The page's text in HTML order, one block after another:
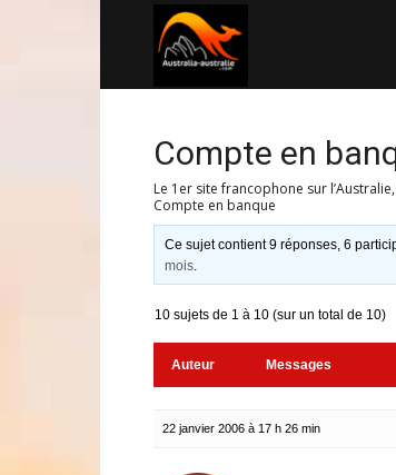
Compte en
Le 1er site francophone sur
Compte en banque
Ce sujet contient 9 réponses, 6
mois.
10 sujets de 1 à 10 (sur un total de 10)
Auteur Messages
22 janvier 2006 à 17 h 26 min